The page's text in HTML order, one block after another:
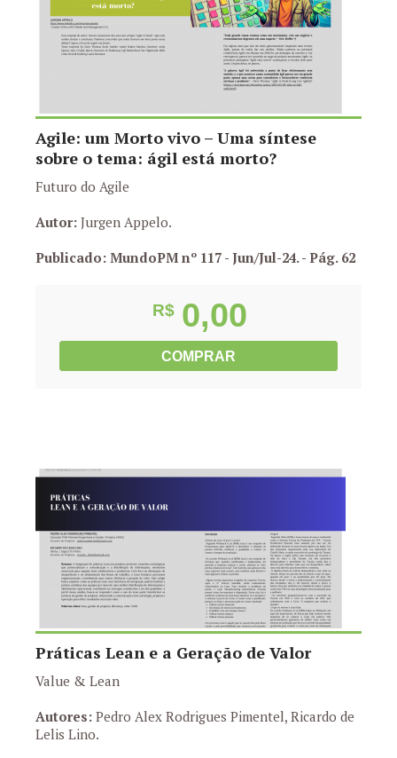
Agile: um Morto vivo – Uma síntese
sobre o tema: ágil está morto?
Futuro do Agile
Autor: Jurgen Appelo.
Publicado: MundoPM nº 117 - Jun/Jul-24.- Pág. 62
R$ 0,00
COMPRAR
Práticas Lean e a Geração de Valor
Value & Lean
Autores: Pedro Alex Rodrigues Pimentel, Ricardo de
Lelis Lino.